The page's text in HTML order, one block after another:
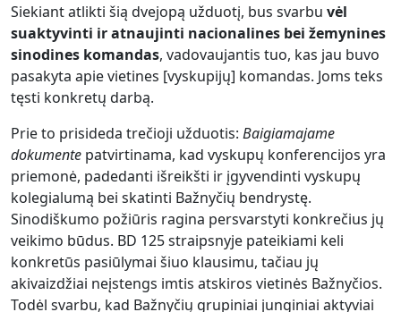
Siekiant atlikti šią dvejopą užduotį, bus svarbu vėl
suaktyvinti ir atnaujinti nacionalines bei žemynines
sinodines komandas, vadovaujantis tuo, kas jau buvo
pasakyta apie vietines [vyskupijų] komandas. Joms teks
tęsti konkretų darbą.
Prie to prisideda trečioji užduotis: Baigiamajame
dokumente patvirtinama, kad vyskupų konferencijos yra
priemonė, padedanti išreikšti ir įgyvendinti vyskupų
kolegialumą bei skatinti Bažnyčių bendrystę.
Sinodiškumo požiūris ragina persvarstyti konkrečius jų
veikimo būdus. BD 125 straipsnyje pateikiami keli
konkretūs pasiūlymai šiuo klausimu, tačiau jų
akivaizdžiai neįstengs imtis atskiros vietinės Bažnyčios.
Todėl svarbu, kad Bažnyčių grupiniai junginiai aktyviai